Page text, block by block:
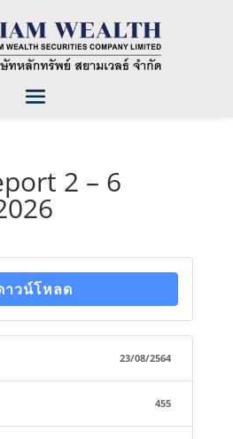
2 – 6
าวน์โหลด
23/08/2564
455